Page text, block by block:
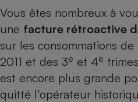
Vous êtes nombreux à
une facture rétroactive
sur les consommations
2011 et des 3e et 4e
est encore plus grande
quitté l’opérateur
Tous les comparateurs
Toutes les cartes
Speedtest
connexion